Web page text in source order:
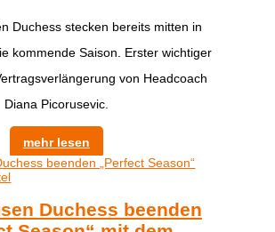
Duchess stecken bereits mitten in
kommende Saison. Erster wichtiger
von Headcoach
Diana Picorusevic.
mehr lesen
Duchess beenden